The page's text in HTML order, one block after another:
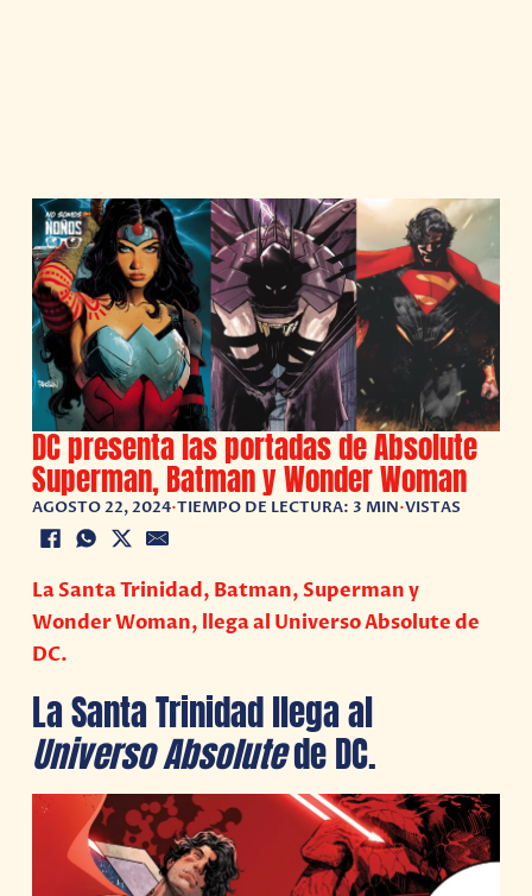
DC presenta las portadas de Absolute
Superman, Batman y Wonder Woman
AGOSTO 22, 2024•TIEMPO DE LECTURA: 3 MIN•VISTAS
La Santa Trinidad, Batman, Superman y
Wonder Woman, llega al Universo Absolute de
DC.
La Santa Trinidad llega al
Universo Absolutede DC.